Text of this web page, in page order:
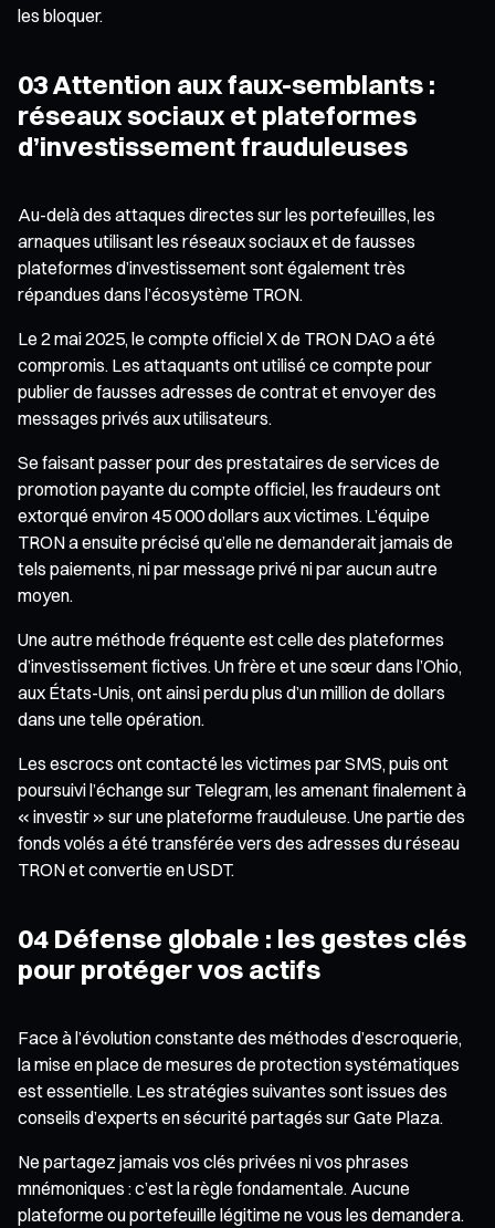
les bloquer.
03 Attention aux faux-semblants :
réseaux sociaux et plateformes
d’investissement frauduleuses
Au-delà des attaques directes sur les portefeuilles, les
arnaques utilisant les réseaux sociaux et de fausses
plateformes d’investissement sont également très
répandues dans l’écosystème TRON.
Le 2 mai 2025, le compte officiel X de TRON DAO a été
compromis. Les attaquants ont utilisé ce compte pour
publier de fausses adresses de contrat et envoyer des
messages privés aux utilisateurs.
Se faisant passer pour des prestataires de services de
promotion payante du compte officiel, les fraudeurs ont
extorqué environ 45 000 dollars aux victimes. L’équipe
TRON a ensuite précisé qu’elle ne demanderait jamais de
tels paiements, ni par message privé ni par aucun autre
moyen.
Une autre méthode fréquente est celle des plateformes
d’investissement fictives. Un frère et une sœur dans l’Ohio,
aux États-Unis, ont ainsi perdu plus d’un million de dollars
dans une telle opération.
Les escrocs ont contacté les victimes par SMS, puis ont
poursuivi l’échange sur Telegram, les amenant finalement à
« investir » sur une plateforme frauduleuse. Une partie des
fonds volés a été transférée vers des adresses du réseau
TRON et convertie en USDT.
04 Défense globale : les gestes clés
pour protéger vos actifs
Face à l’évolution constante des méthodes d’escroquerie,
la mise en place de mesures de protection systématiques
est essentielle. Les stratégies suivantes sont issues des
conseils d’experts en sécurité partagés sur Gate Plaza.
Ne partagez jamais vos clés privées ni vos phrases
mnémoniques : c’est la règle fondamentale. Aucune
plateforme ou portefeuille légitime ne vous les demandera.